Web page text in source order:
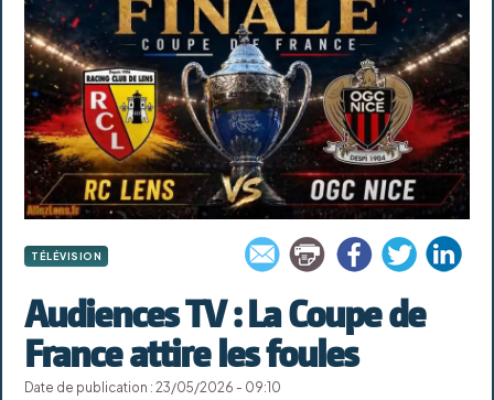
TÉLÉVISION
Audiences TV : La Coupe de
France attire les foules
Date de publication : 23/05/2026 - 09:10